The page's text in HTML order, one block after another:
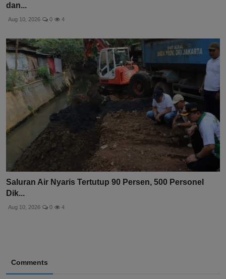
dan...
Aug 10, 2026 0 4
Saluran Air Nyaris Tertutup 90 Persen, 500 Personel
Dik...
Aug 10, 2026 0 4
Comments